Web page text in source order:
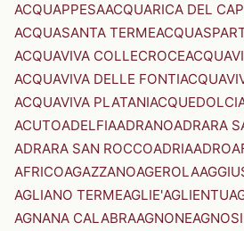
ACQUAPPESAACQUARICA DEL
ACQUASANTA TERME
ACQUAVIVA COLLECROCE
ACQUAVIVA DELLE FONTI
ACQUAVIVA PLATANIACQUEDOLCI
ACUTOADELFIAADRANOADRARA
ADRARA SAN ROCCOADRIAADRO
AFRICOAGAZZANOAGEROLA
AGLIANO TERMEAGLIE'AGLIENTU
AGNANA CALABRAAGNONE